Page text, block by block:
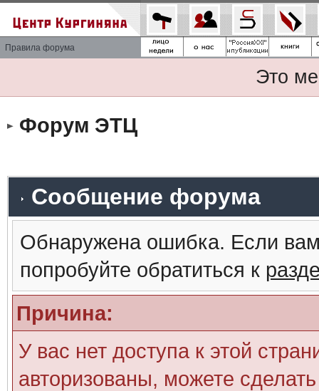
Правила форума
Это
Форум ЭТЦ
Сообщение форума
Обнаружена ошибка. Если
попробуйте обратиться к
Причина:
У вас нет доступа к этой
авторизованы, можете